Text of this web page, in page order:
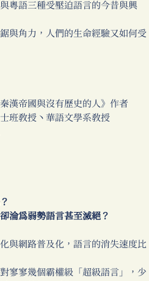
粵語三種受壓迫語言的今昔與興
與角力，人們的生命經驗又如何受
漢帝國與沒有歷史的人》作者
班教授丶華語文學系教授
淪為弱勢語言甚至滅絕？
與網路普及化，語言的消失速度比
寥寥幾個霸權級「超級語言」，少